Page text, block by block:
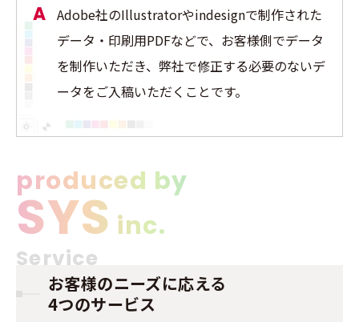
Adobe社のIllustratorやindesignで制作された
データ・印刷用PDFなどで、お客様側でデータ
を制作いただき、弊社で修正する必要のないデ
ータをご入稿いただくことです。
produced by
SYS inc.
お客様のニーズに応える
4つのサービス
Service